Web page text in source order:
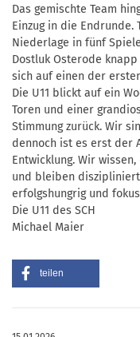
Das gemischte Team
Einzug in die Endrunde.
Niederlage in fünf
Dostluk Osterode
sich auf einen der
Die U11 blickt auf ein
Toren und einer
Stimmung zurück. Wir
dennoch ist es erst der
Entwicklung. Wir
und bleiben
erfolgshungrig und
Die U11 des SCH
Michael Maier
teilen